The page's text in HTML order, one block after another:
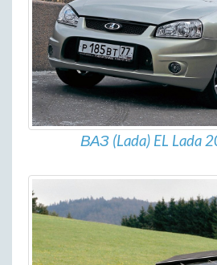
ВАЗ (Lada) EL Lada